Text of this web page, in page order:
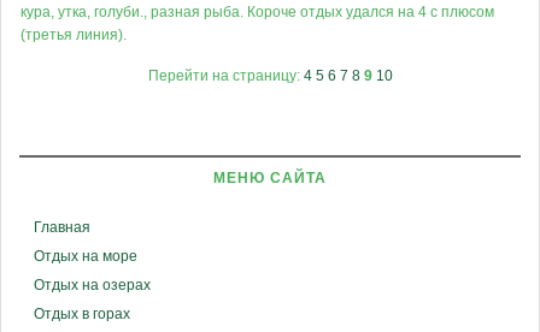
кура, утка, голуби., разная рыба. Короче отдых удался на 4 с плюсом
(третья линия).
Перейти на страницу: 4 5 6 7 8 9 10
МЕНЮ САЙТА
Главная
Отдых на море
Отдых на озерах
Отдых в горах